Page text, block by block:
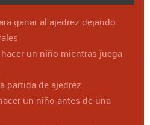
ganar al ajedrez dejando
un niño mientras juega
partida de ajedrez
un niño antes de una